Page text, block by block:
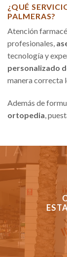
¿QUÉ
PALMERAS?
Atención
profesionales,
tecnología y
personalizado
manera correcta
Además de
ortopedia ,